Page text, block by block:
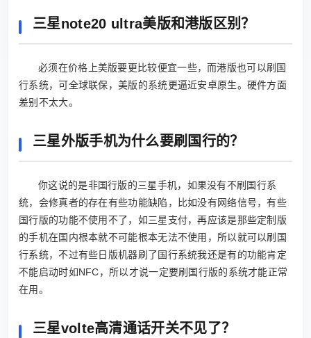
三星note20 ultra美版和港版区别？
必须在价格上美版要更比较便宜一些，而港版也可以刷国
行系统，可全球联保，美版的系统更逼近安卓原生。硬件方面
差别不太大。
三星外版手机为什么要刷国行的？
你这说的是非国行版的三星手机，如果没有不刷国行系
统，会修真者的存在有些功能缺陷，比如没有网络信号，有些
国行版的功能不使用不了，如三星支付，再应该是那些定制版
的手机在国内根本就不可能根本无法不使用，所以就可以刷国
行系统，不过有些日版机器刷了国行系统我还是有的功能肯定
不能启动时如NFC，所以才说一定要刷国行版的系统才能正常
在用。
三星volte高清通话开关不见了？